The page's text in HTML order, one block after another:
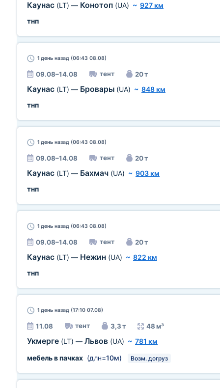
Каунас (LT) — Конотоп (UA) ~ 927 км
тнп
1 день назад (06:43 08.08)
09.08–14.08 тент 20 т
Каунас (LT) — Бровары (UA) ~ 848 км
тнп
1 день назад (06:43 08.08)
09.08–14.08 тент 20 т
Каунас (LT) — Бахмач (UA) ~ 903 км
тнп
1 день назад (06:43 08.08)
09.08–14.08 тент 20 т
Каунас (LT) — Нежин (UA) ~ 822 км
тнп
1 день назад (17:10 07.08)
11.08 тент 3,3 т 48 м³
Укмерге (LT) — Львов (UA) ~ 781 км
мебель в пачках (длн=10м) Возм. догруз